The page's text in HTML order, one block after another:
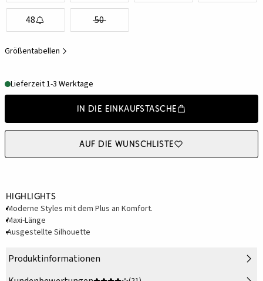
48 50
Größentabellen
Lieferzeit 1-3 Werktage
In die Einkaufstasche
Auf die Wunschliste
Highlights
Moderne Styles mit dem Plus an Komfort.
Maxi-Länge
Ausgestellte Silhouette
Produktinformationen